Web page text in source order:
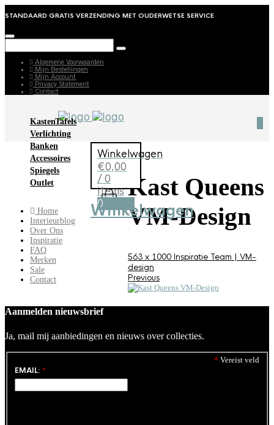
STANDAARD GRATIS VERZENDING MET OUDERWETSE SERVICE
Algemene Voorwaarden
Mijn Bestellingen
Mijn Account
Privacy Statement
Contact
KastenTafels
Verlichting
Banken
Accessoires
Spiegels
Outlet
Home
Interieurblog
Over Ons
Inspiratie
FAQ
Merken
Sale
Contact
Winkelwagen
€0,00
/ 0
items
0
Winkelwagen
Kast Queens
VM-Design
563 x 1000 Inspiratie Team | VM-
design
Previous
Aanmelden nieuwsbrief
Ja, mail mij aanbiedingen en nieuws over collecties.
* Vereist veld
EMAIL: *